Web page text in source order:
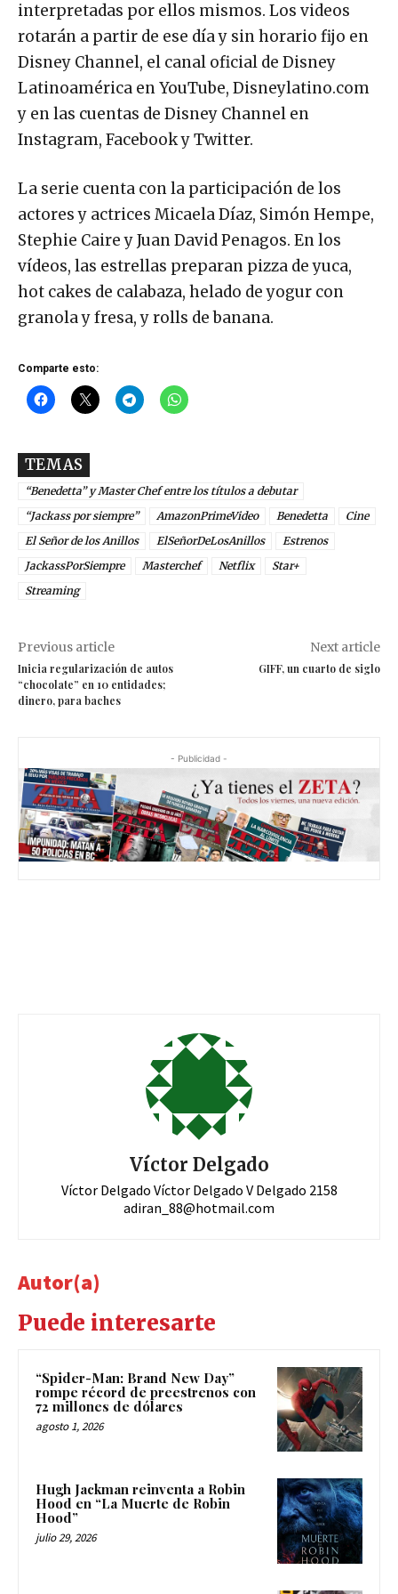
interpretadas por ellos mismos. Los videos
rotarán a partir de ese día y sin horario fijo en
Disney Channel, el canal oficial de Disney
Latinoamérica en YouTube, Disneylatino.com
y en las cuentas de Disney Channel en
Instagram, Facebook y Twitter.
La serie cuenta con la participación de los
actores y actrices Micaela Díaz, Simón Hempe,
Stephie Caire y Juan David Penagos. En los
vídeos, las estrellas preparan pizza de yuca,
hot cakes de calabaza, helado de yogur con
granola y fresa, y rolls de banana.
Comparte esto:
TEMAS
“Benedetta” y Master Chef entre los títulos a debutar
“Jackass por siempre”
AmazonPrimeVideo Benedetta
Cine
El Señor de los Anillos
ElSeñorDeLosAnillos
Estrenos
JackassPorSiempre
Masterchef Netflix
Star+
Streaming
Previous article
Inicia regularización de autos
“chocolate” en 10 entidades;
dinero, para baches
Next article
GIFF, un cuarto de siglo
- Publicidad -
Víctor Delgado
Víctor Delgado Víctor Delgado V Delgado 2158
adiran_88@hotmail.com
Autor(a)
Puede interesarte
“Spider-Man: Brand New Day”
rompe récord de preestrenos con
72 millones de dólares
agosto 1, 2026
Hugh Jackman reinventa a Robin
Hood en “La Muerte de Robin
Hood”
julio 29, 2026